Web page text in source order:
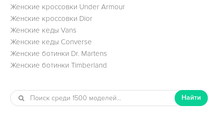
Женские кроссовки Under Armour
Женские кроссовки Dior
Женские кеды Vans
Женские кеды Converse
Женские ботинки Dr. Martens
Женские ботинки Timberland
Найти